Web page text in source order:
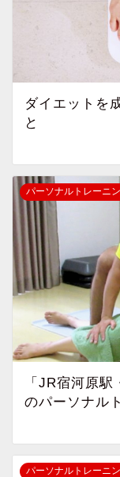
ダイエットを
と
パーソナルトレーニ
「JR宿河原
のパーソナル
パーソナルトレーニ